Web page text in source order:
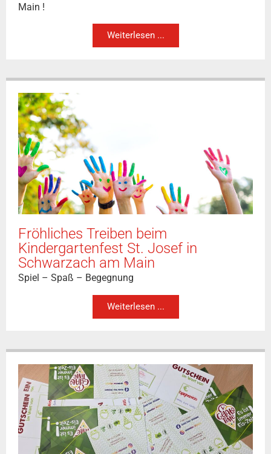
Main !
Weiterlesen ...
Fröhliches Treiben beim
Kindergartenfest St. Josef in
Schwarzach am Main
Spiel – Spaß – Begegnung
Weiterlesen ...